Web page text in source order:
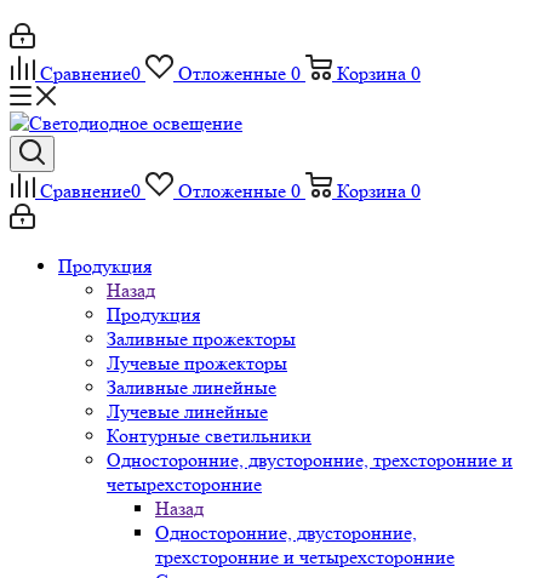
Сравнение0 Отложенные 0 Корзина 0
Сравнение0 Отложенные 0 Корзина 0
Продукция
Назад
Продукция
Заливные прожекторы
Лучевые прожекторы
Заливные линейные
Лучевые линейные
Контурные светильники
Односторонние, двусторонние, трехсторонние и
четырехсторонние
Назад
Односторонние, двусторонние,
трехсторонние и четырехсторонние